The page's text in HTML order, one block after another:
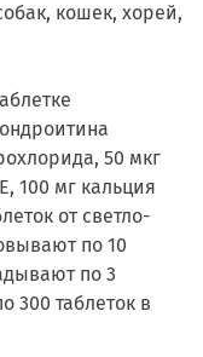
кошек, хорей,
50 мкг
100 мг кальция
от светло-
по 10
по 3
300 таблеток в